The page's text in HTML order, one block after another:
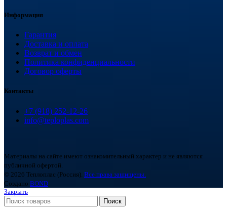
Информация
Гарантия
Доставка и оплата
Возврат и обмен
Политика конфиденциальности
Договор оферты
Контакты
+7 (918) 252-12-26
info@teploplas.com
Материалы на сайте имеют ознакомительный характер и не являются
публичной офертой.
© 2026 Теплоплас (Россия). Все права защищены.
Создано BOND
Закрыть
Поиск